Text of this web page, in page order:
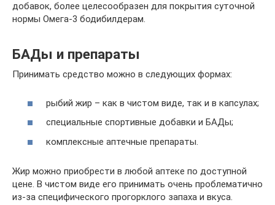
добавок, более целесообразен для покрытия суточной
нормы Омега-3 бодибилдерам.
БАДы и препараты
Принимать средство можно в следующих формах:
рыбий жир – как в чистом виде, так и в капсулах;
специальные спортивные добавки и БАДы;
комплексные аптечные препараты.
Жир можно приобрести в любой аптеке по доступной
цене. В чистом виде его принимать очень проблематично
из-за специфического прогорклого запаха и вкуса.